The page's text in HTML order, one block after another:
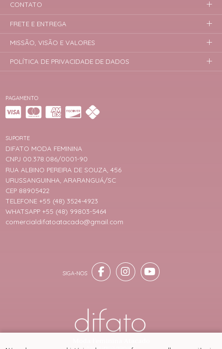
PAGAMENTO
SUPORTE
DIFATO MODA FEMININA
CNPJ 00.378.086/0001-90
RUA ALBINO PEREIRA DE SOUZA, 456
URUSSANGUINHA, ARARANGUÁ/SC
CEP 88905422
TELEFONE +55 (48) 3524-4923
WHATSAPP +55 (48) 99803-5464
comercialdifatoatacado@gmail.com
CONTATO
FRETE E ENTREGA
MISSÃO, VISÃO E VALORES
POLÍTICA DE PRIVACIDADE DE DADOS
® TODOS DIREITOS RESERVADOS